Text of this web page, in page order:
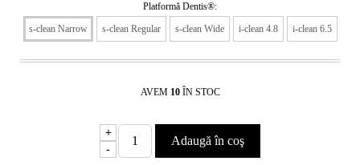
Platformă Dentis®:
s-clean Narrow
s-clean Regular s-clean Wide i-clean 4.8 i-clean 6.5
AVEM 10 ÎN STOC
+
-